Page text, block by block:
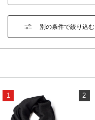
別の条件で絞り込む
1 2